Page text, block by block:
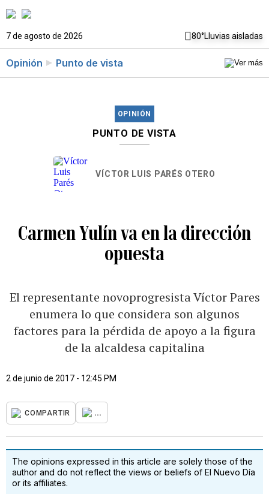
7 de agosto de 2026 80°Lluvias aisladas
Opinión Punto de vista
OPINIÓN
PUNTO DE VISTA
VÍCTOR LUIS PARÉS OTERO
Carmen Yulín va en la dirección
opuesta
El representante novoprogresista Víctor Pares
enumera lo que considera son algunos
factores para la pérdida de apoyo a la figura
de la alcaldesa capitalina
2 de junio de 2017 - 12:45 PM
COMPARTIR ...
The opinions expressed in this article are solely those of the
author and do not reflect the views or beliefs of El Nuevo Día
or its affiliates.